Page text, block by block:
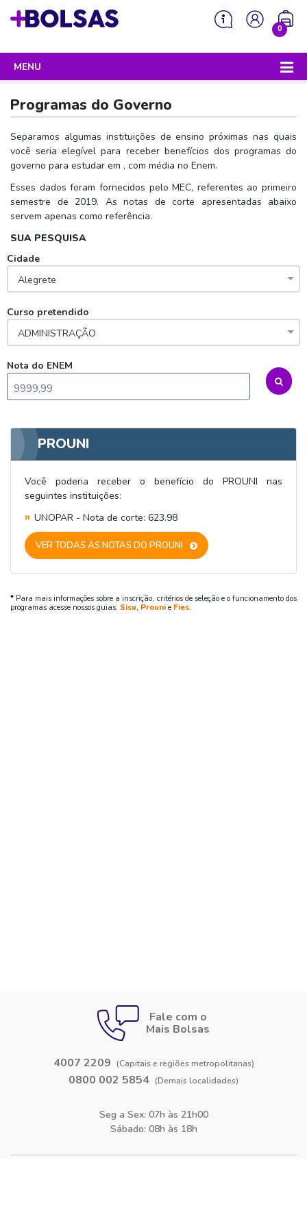
0
Sua mochila está vazia!
MENU
Enem 2026 - Tudo o que você precisa saber
Enem – O que é
Enem – Quem pode fazer
Enem – Para que serve
Enem – Como se preparar
Enem – Cartilha redação
Hora do Enem – O que é
Enem – Gabarito oficial
Enem – Resultado
Guia Enem
SISU
SISU – O que é
SISU – Lista de espera
SISU - Simulador
Prouni 2026 – Tudo o que você precisa saber
Prouni – Quem pode participar
Prouni – Como se inscrever
Prouni – Lista de espera
Prouni – Simulador
FIES
Fies e P-Fies 2026 – Tudo o que você precisa saber
Fies – O que é
Fies – Quem pode participar
Fies - Como funciona
Fies – Como fazer a inscrição
Fies e Prouni – Diferença
PRONATEC
SISUTEC
ENCCEJA
ENARE
Programas do Governo
Separamos algumas instituições de ensino próximas nas quais
você seria elegível para receber benefícios dos programas do
governo para estudar em , com média no Enem.
Esses dados foram fornecidos pelo MEC, referentes ao primeiro
semestre de 2019. As notas de corte apresentadas abaixo
servem apenas como referência.
SUA PESQUISA
Cidade
Alegrete
Curso pretendido
ADMINISTRAÇÃO
Nota do ENEM
PROUNI
Você poderia receber o benefício do PROUNI nas
seguintes instituições:
UNOPAR - Nota de corte: 623.98
VER TODAS AS NOTAS DO PROUNI
* Para mais informações sobre a inscrição, critérios de seleção e o funcionamento dos
programas acesse nossos guias: Sisu, Prouni e Fies.
Fale com o
Mais Bolsas
4007 2209 (Capitais e regiões metropolitanas)
0800 002 5854 (Demais localidades)
Seg a Sex: 07h às 21h00
Sábado: 08h às 18h